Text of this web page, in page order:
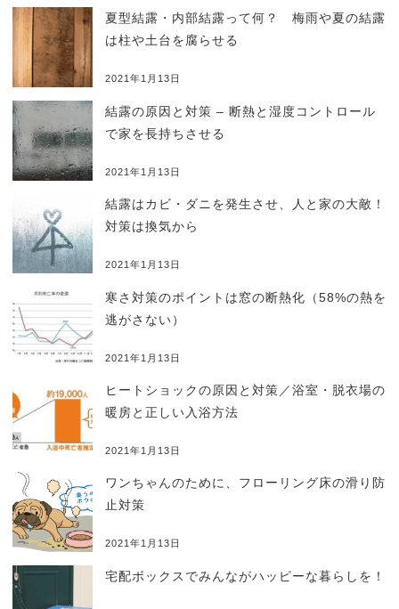
夏型結露・内部結露って何？ 梅雨や夏の結露
は柱や土台を腐らせる
2021年1月13日
結露の原因と対策 – 断熱と湿度コントロール
で家を長持ちさせる
2021年1月13日
結露はカビ・ダニを発生させ、人と家の大敵！
対策は換気から
2021年1月13日
寒さ対策のポイントは窓の断熱化（58%の熱を
逃がさない）
2021年1月13日
ヒートショックの原因と対策／浴室・脱衣場の
暖房と正しい入浴方法
2021年1月13日
ワンちゃんのために、フローリング床の滑り防
止対策
2021年1月13日
宅配ボックスでみんながハッピーな暮らしを！